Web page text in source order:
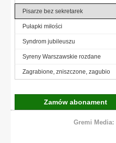
Pisarze bez sekretarek
Pułapki miłości
Syndrom jubileuszu
Syreny Warszawskie rozdane
Zagrabione, zniszczone, zagubio
Zamów abonament
Gremi Media: